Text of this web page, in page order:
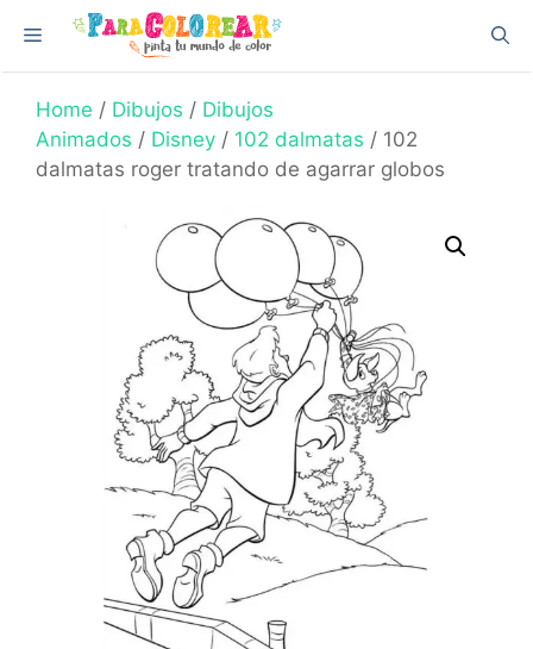
content
Menu
Home / Dibujos / Dibujos
Animados / Disney / 102 dalmatas / 102
dalmatas roger tratando de agarrar globos